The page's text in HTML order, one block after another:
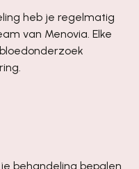
heb je regelmatig
van Menovia. Elke
behandeling bepalen